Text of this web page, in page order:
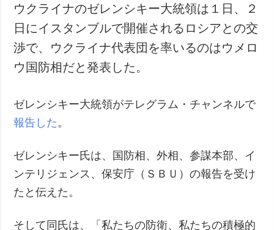
インタビュー
写真
動画
フォトバンク
ウクライナのゼレンシキー大統領は１日、２
日にイスタンブルで開催されるロシアとの交
渉で、ウクライナ代表団を率いるのはウメロ
ウ国防相だと発表した。
ゼレンシキー大統領がテレグラム・チャンネルで
報告した 。
ゼレンシキー氏は、国防相、外相、参謀本部、イ
ンテリジェンス、保安庁（ＳＢＵ）の報告を受け
たと伝えた。
そして同氏は、「私たちの防衛、私たちの積極的